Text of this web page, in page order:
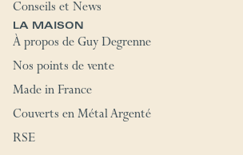
Conseils et News
LA MAISON
À propos de Guy Degrenne
Nos points de vente
Made in France
Couverts en Métal Argenté
RSE